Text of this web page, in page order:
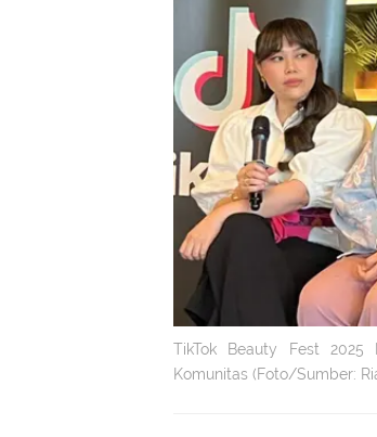
TikTok Beauty Fest 2025
Komunitas (Foto/Sumber: